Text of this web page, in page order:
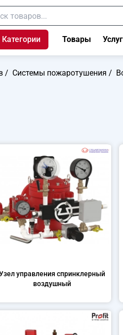
Категории Товары
/ Системы пожаротушения /
управления спринклерный
воздушный